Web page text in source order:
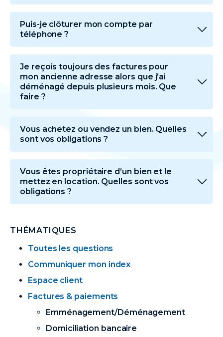
THÉMATIQUES
Toutes les questions
Communiquer mon index
Espace client
Factures & paiements
Emménagement/Déménagement
Domiciliation bancaire
Puis-je clôturer mon compte par
téléphone ?
Je reçois toujours des factures pour
mon ancienne adresse alors que j’ai
déménagé depuis plusieurs mois. Que
faire ?
Vous achetez ou vendez un bien. Quelles
sont vos obligations ?
Vous êtes propriétaire d’un bien et le
mettez en location. Quelles sont vos
obligations ?